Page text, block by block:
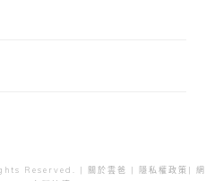
Reserved. | 關於雲爸 | 隱私權政策 | 網